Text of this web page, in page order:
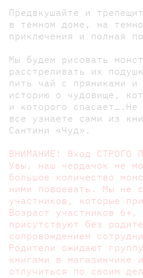
Предвкушайте и
в темном доме, на
приключения и полная
Мы будем рисовать
расстреливать их
пить чай с пряниками и
историю о чудовище,
и которого
все узнаете сами из
Сантини «Чуд».
ВНИМАНИЕ! Вход СТРОГО
Увы, наш чердачок не
большое количество
ними повоевать. Мы не
участников, которые
Возраст участников 6+,
присутствуют без
сопровождением
Родители ожидают
книгами в магазинчике
отлучиться по своим